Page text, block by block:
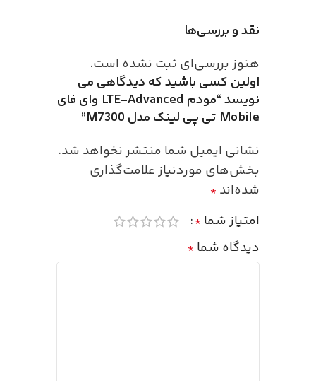
نقد و بررسی‌ها
هنوز بررسی‌ای ثبت نشده است.
اولین کسی باشید که دیدگاهی می
نویسد “مودم LTE-Advanced وای فای
Mobile تی پی لینک مدل M7300”
نشانی ایمیل شما منتشر نخواهد شد.
بخش‌های موردنیاز علامت‌گذاری
شده‌اند *
امتیاز شما *
دیدگاه شما *